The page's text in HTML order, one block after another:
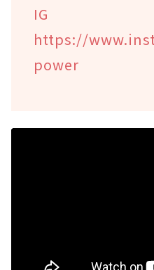
https://
power